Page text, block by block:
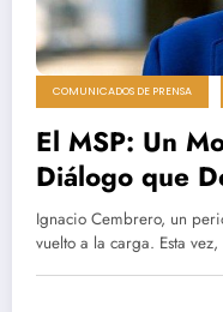
COMUNICADOS DE PRENSA
El MSP: Un
Diálogo que
Independencia
Ignacio Cembrero, un
vuelto a la carga. Esta